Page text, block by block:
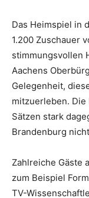
Das Heimspiel in
1.200 Zuschauer
stimmungsvollen
Aachens
Gelegenheit,
mitzuerleben. Die
Sätzen stark
Brandenburg
Zahlreiche Gäste
zum Beispiel
TV-